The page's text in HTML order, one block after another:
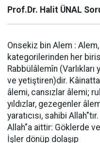
Prof.Dr. Halit ÜNAL
Onsekiz bin Alem : Alem,
kategorilerinden her
Rabbülâlemîn (Varlıkları
ve yetiştiren)dir. Kâinatta
âlemi, cansızlar âlemi;
yıldızlar, gezegenler
yaratıcısı, sahibi
Allah"a aittir: Göklerde
İşler dönüp dolaşıp